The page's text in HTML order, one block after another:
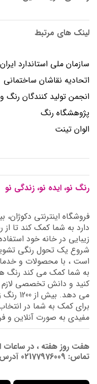
لینک های مرتبط
سازمان ملی استاندارد ایران
اتحادیه نقاشان ساختمانی
انجمن توليد كنندگان رنگ
پژوهشگاه رنگ
الوان تینت
رنگ نو، ایده نو، زندگی نو
فروشگاه اینترنتی
دارد به شما کمک کند تا از
زیبایی در خانه خود
شروع یک تحول رنگی تشویق
است ، با محصولات و
به شما کمک می کند رنگ
کنید و دانش تخصصی لازم
می
برای کمک به شما در
مفیدی به صورت آنلاین
هفت روز هفته ، در ساعات
تماس: 02177976009 آدرس ایمیل: info@decozhan.com